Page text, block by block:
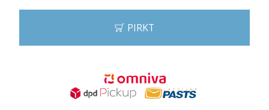
ar
gravējumu
quantity
PIRKT